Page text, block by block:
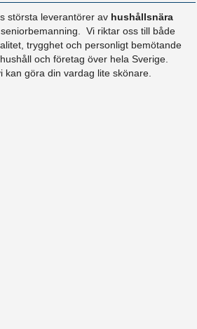
största leverantörer av hushållsnära
Vi riktar oss till både
trygghet och personligt bemötande
och företag över hela Sverige.
kan göra din vardag lite skönare.